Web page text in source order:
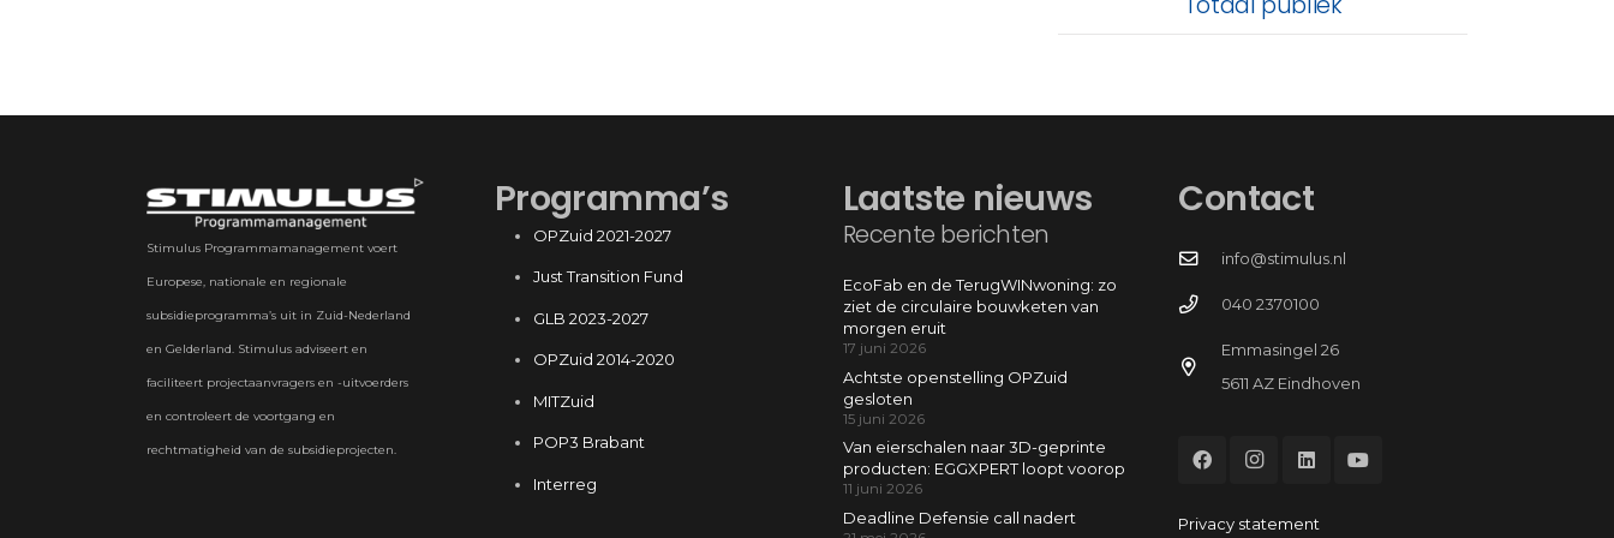
Stimulus Programmamanagement voert
Europese, nationale en regionale
subsidieprogramma’s uit in Zuid-Nederland
en Gelderland. Stimulus adviseert en
faciliteert projectaanvragers en -uitvoerders
en controleert de voortgang en
rechtmatigheid van de subsidieprojecten.
Programma’s
OPZuid 2021-2027
Just Transition Fund
GLB 2023-2027
OPZuid 2014-2020
MITZuid
POP3 Brabant
Interreg
Laatste nieuws
Recente berichten
EcoFab en de TerugWINwoning: zo
ziet de circulaire bouwketen van
morgen eruit
17 juni 2026
Achtste openstelling OPZuid
gesloten
15 juni 2026
Van eierschalen naar 3D-geprinte
producten: EGGXPERT loopt voorop
11 juni 2026
Deadline Defensie call nadert
Contact
info@stimulus.nl
040 2370100
Emmasingel 26
5611 AZ Eindhoven
Privacy statement